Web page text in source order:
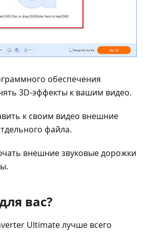
обеспечения
3D-эффекты к вашим видео.
к своим видео внешние
файла.
внешние звуковые дорожки
вас?
Ultimate лучше всего